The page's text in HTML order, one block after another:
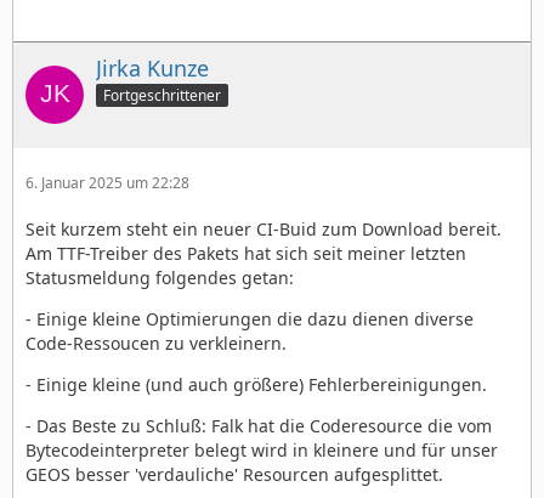
Jirka Kunze
Fortgeschrittener
6. Januar 2025 um 22:28
Seit kurzem steht ein neuer CI-Buid zum Download bereit.
Am TTF-Treiber des Pakets hat sich seit meiner letzten
Statusmeldung folgendes getan:
- Einige kleine Optimierungen die dazu dienen diverse
Code-Ressoucen zu verkleinern.
- Einige kleine (und auch größere) Fehlerbereinigungen.
- Das Beste zu Schluß: Falk hat die Coderesource die vom
Bytecodeinterpreter belegt wird in kleinere und für unser
GEOS besser 'verdauliche' Resourcen aufgesplittet.